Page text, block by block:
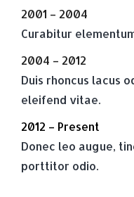
2001 – 2004
Curabitur
2004 – 2012
Duis rhoncus lacus
eleifend vitae.
2012 – Present
Donec leo augue,
porttitor odio.